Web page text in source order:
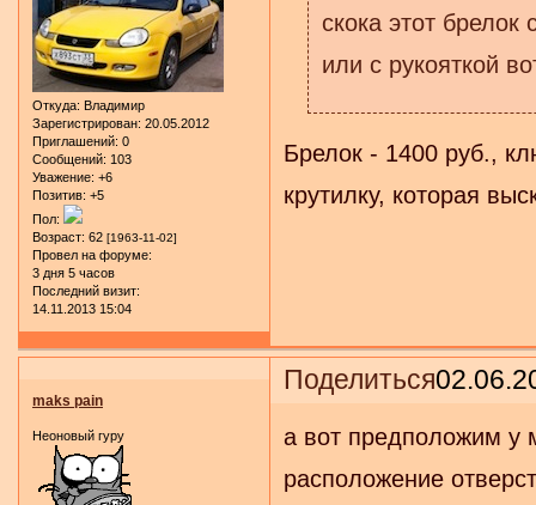
Откуда: Владимир
Зарегистрирован: 20.05.2012
Приглашений: 0
Сообщений: 103
Уважение: +6
Позитив: +5
Пол:
Возраст: 62 [1963-11-02]
Провел на форуме:
3 дня 5 часов
Последний визит:
14.11.2013 15:04
скока этот
или с рукояткой
Брелок - 1400 руб.,
крутилку, которая
Поделиться
maks pain
Неоновый гуру
а вот предположим у
расположение